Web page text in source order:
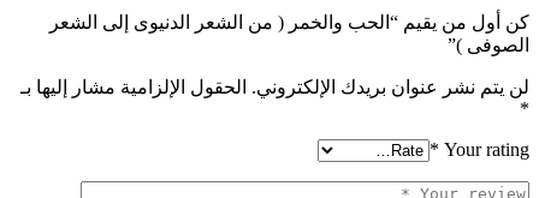
كن أول من يقيم “الحب والخمر ( من الشعر الدنيوى إلى الشعر
الصوفى )”
لن يتم نشر عنوان بريدك الإلكتروني. الحقول الإلزامية مشار إليها بـ
*
Your rating
*